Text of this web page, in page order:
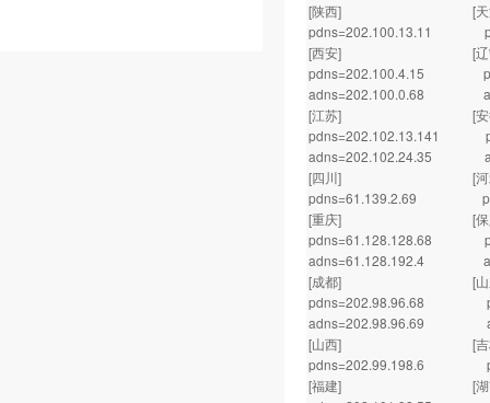
[陕西] [天
pdns=202.100.13.11
[西安] [辽
pdns=202.100.4.15
adns=202.100.0.68
[江苏] [安
pdns=202.102.13.141
adns=202.102.24.35
[四川]
pdns=61.139.2.69
[重庆] [保
pdns=61.128.128.68
adns=61.128.192.4
[成都] [山
pdns=202.98.96.68
adns=202.98.96.69
[山西] [吉
pdns=202.99.198.6
[福建] [湖